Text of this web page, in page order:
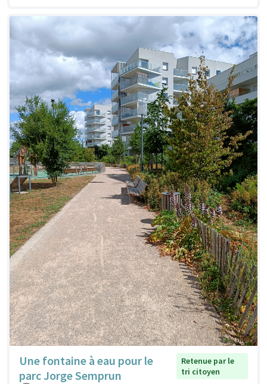
Une fontaine à eau pour le
parc Jorge Semprun
Retenue par le
tri citoyen